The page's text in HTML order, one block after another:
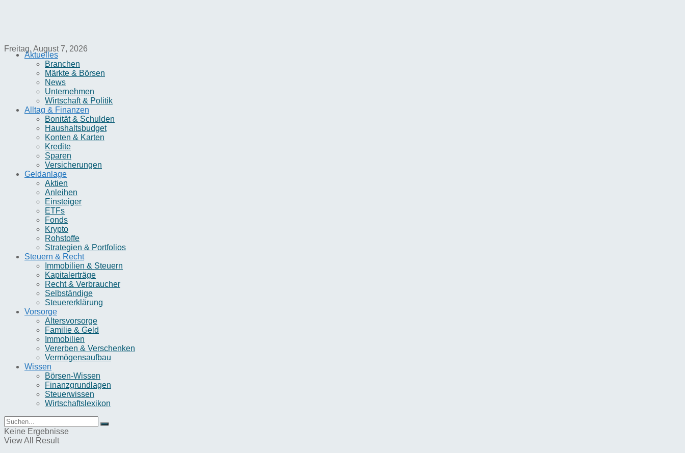
Freitag, August 7, 2026
Aktuelles
Branchen
Märkte & Börsen
News
Unternehmen
Wirtschaft & Politik
Alltag & Finanzen
Bonität & Schulden
Haushaltsbudget
Konten & Karten
Kredite
Sparen
Versicherungen
Geldanlage
Aktien
Anleihen
Einsteiger
ETFs
Fonds
Krypto
Rohstoffe
Strategien & Portfolios
Steuern & Recht
Immobilien & Steuern
Kapitalerträge
Recht & Verbraucher
Selbständige
Steuererklärung
Vorsorge
Altersvorsorge
Familie & Geld
Immobilien
Vererben & Verschenken
Vermögensaufbau
Wissen
Börsen-Wissen
Finanzgrundlagen
Steuerwissen
Wirtschaftslexikon
Keine Ergebnisse
View All Result